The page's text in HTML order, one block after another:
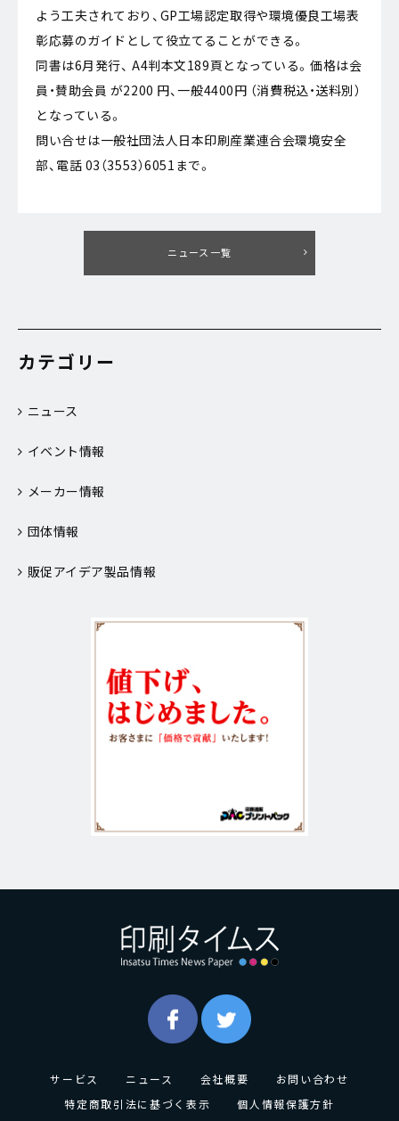
よう工夫されており、GP工場認定取得や環境優良工場表
彰応募のガイドとして役立てることができる。
同書は6月発行、 A4判本文189頁となっている。価格は会
員・賛助会員 が2200 円、一般4400円 （消費税込・送料別）
となっている。
問い合せは一般社団法人日本印刷産業連合会環境安全
部、電話 03（3553）6051まで。
ニュース一覧
カテゴリー
ニュース
イベント情報
メーカー情報
団体情報
販促アイデア製品情報
サービス ニュース 会社概要
お問い合わせ
特定商取引法に基づく表示
個人情報保護方針